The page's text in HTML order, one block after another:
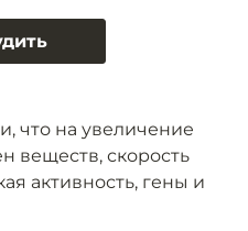
что на увеличение
веществ, скорость
активность, гены и